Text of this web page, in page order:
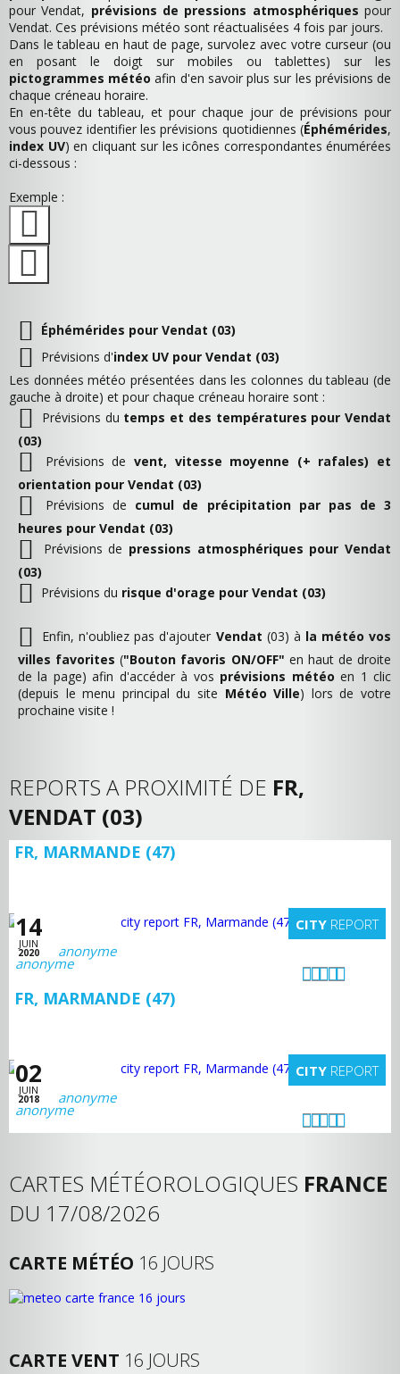
pour Vendat, prévisions de pressions atmosphériques pour
Vendat. Ces prévisions météo sont réactualisées 4 fois par jours.
Dans le tableau en haut de page, survolez avec votre curseur (ou
en posant le doigt sur mobiles ou tablettes) sur les
pictogrammes météo afin d'en savoir plus sur les prévisions de
chaque créneau horaire.
En en-tête du tableau, et pour chaque jour de prévisions pour
vous pouvez identifier les prévisions quotidiennes (Éphémérides,
index UV) en cliquant sur les icônes correspondantes énumérées
ci-dessous :
Exemple :
Éphémérides pour Vendat (03)
Prévisions d'index UV pour Vendat (03)
Les données météo présentées dans les colonnes du tableau (de
gauche à droite) et pour chaque créneau horaire sont :
Prévisions du temps et des températures pour Vendat
(03)
Prévisions de vent, vitesse moyenne (+ rafales) et
orientation pour Vendat (03)
Prévisions de cumul de précipitation par pas de 3
heures pour Vendat (03)
Prévisions de pressions atmosphériques pour Vendat
(03)
Prévisions du risque d'orage pour Vendat (03)
Enfin, n'oubliez pas d'ajouter Vendat (03) à la météo vos
villes favorites ("Bouton favoris ON/OFF" en haut de droite
de la page) afin d'accéder à vos prévisions météo en 1 clic
(depuis le menu principal du site Météo Ville) lors de votre
prochaine visite !
REPORTS A PROXIMITÉ DE FR,
VENDAT (03)
FR, MARMANDE (47)
14
JUIN
2020
CITY REPORT
anonyme
FR, MARMANDE (47)
02
JUIN
2018
CITY REPORT
anonyme
CARTES MÉTÉOROLOGIQUES FRANCE
DU 17/08/2026
CARTE MÉTÉO 16 JOURS
CARTE VENT 16 JOURS